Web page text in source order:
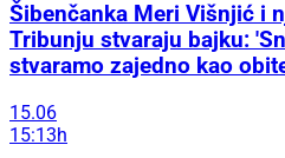
Šibenčanka Meri Višnjić i
Tribunju stvaraju bajku:
stvaramo zajedno kao
15.06
15:13h